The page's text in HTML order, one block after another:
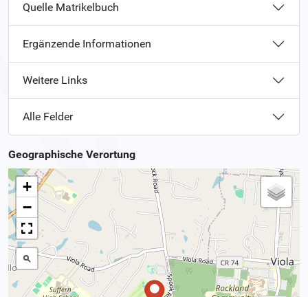
Quelle Matrikelbuch
Ergänzende Informationen
Weitere Links
Alle Felder
Geographische Verortung
+
−